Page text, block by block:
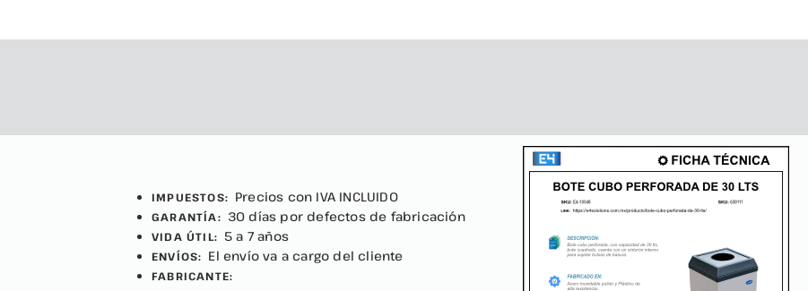
IMPUESTOS: Precios con IVA INCLUIDO
GARANTÍA: 30 días por defectos de fabricación
VIDA ÚTIL: 5 a 7 años
ENVÍOS: El envío va a cargo del cliente
FABRICANTE: